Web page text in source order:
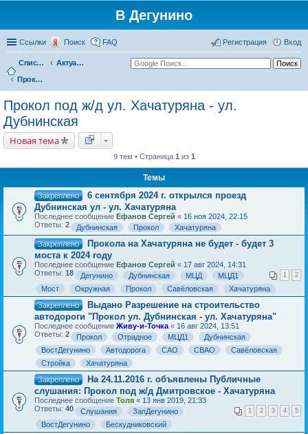
В Дегунино
Ссылки Поиск FAQ Вход
Регистрация
Список форумов
Актуальные вопросы
Прокол под ж/д ул. Хачатуряна - ул. Дубнинская
Прокол под ж/д ул. Хачатуряна - ул.
Дубнинская
Новая тема
9 тем • Страница 1 из 1
Темы
Закреплено
6 сентября 2024 г. открылся проезд
Дубнинская ул - ул. Хачатуряна
Последнее сообщение Ефанов Сергей « 16 ноя 2024, 22:15
Ответы: 2 Дубнинская Прокол
Хачатуряна
Закреплено
Прокола на Хачатуряна не будет - будет 3
моста к 2024 году
Последнее сообщение Ефанов Сергей « 17 авг 2024, 14:31
Ответы: 18 1 2
Дегунино Дубнинская МЦД
МЦД1
Мост
Окружная Прокол Савёловская
Хачатуряна
Закреплено
Выдано Разрешение на строительство
автодороги "Прокол ул. Дубнинская - ул. Хачатуряна"
Последнее сообщение Живу-и-Точка « 16 авг 2024, 13:51
Ответы: 2 Прокол Отрадное МЦД1
Дубнинская
ВостДегунино
Автодорога САО СВАО
Савёловская
Стройка
Хачатуряна
Закреплено
На 24.11.2016 г. объявлены Публичные
слушания: Прокол под ж/д Дмитровское - Хачатуряна
Последнее сообщение Толя « 13 янв 2019, 21:33
Ответы: 40 1 2 3 4 5
Слушания
ЗапДегунино
ВостДегунино
Бескудниковский